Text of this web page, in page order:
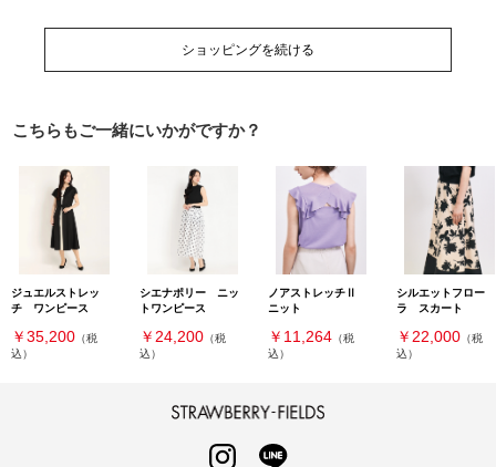
ショッピングを続ける
こちらもご一緒にいかがですか？
ジュエルストレッ
チ ワンピース
￥35,200 （税
込）
シエナポリー ニッ
トワンピース
￥24,200 （税
込）
ノアストレッチⅡ
ニット
￥11,264 （税
込）
シルエットフロー
ラ スカート
￥22,000 （税
込）
INSTAGRAM